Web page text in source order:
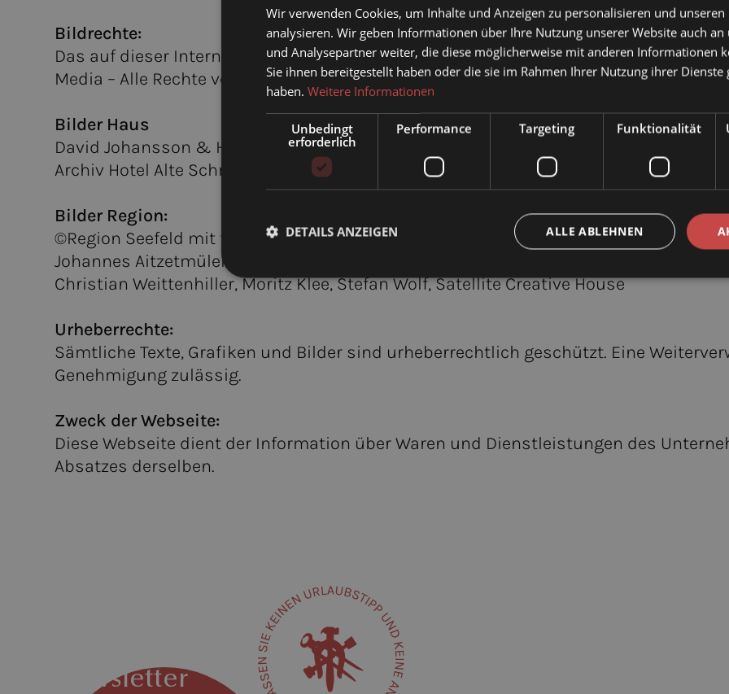
Bildrechte:
Das auf dieser Internetseite dargestellte Bildmaterial ist urheberrechtlich
Media – Alle Rechte vorbehalten.
Bilder Haus
David Johansson & Huber Web Media
Archiv Hotel Alte Schmiede
Bilder Region:
©Region Seefeld mit folgenden Fotografen:
Johannes Aitzetmüler, Andreas Kern, Miriam Mayer, Sebastian Marko, David
Christian Weittenhiller, Moritz Klee, Stefan Wolf, Satellite Creative House
Urheberrechte:
Sämtliche Texte, Grafiken und Bilder sind urheberrechtlich geschützt. Eine
Genehmigung zulässig.
Zweck der Webseite:
Diese Webseite dient der Information über Waren und Dienstleistungen des
Absatzes derselben.
Newsletter
Wir verwenden Cookies, um Inhalte und Anzeigen zu personalisieren und
analysieren. Wir geben Informationen über Ihre Nutzung unserer Website auch an
und Analysepartner weiter, die diese möglicherweise mit anderen Informationen
Sie ihnen bereitgestellt haben oder die sie im Rahmen Ihrer Nutzung ihrer Dienste
haben. Weitere Informationen
Unbedingt
erforderlich
Performance Targeting Funktionalität
ALLE ABLEHNEN
DETAILS ANZEIGEN